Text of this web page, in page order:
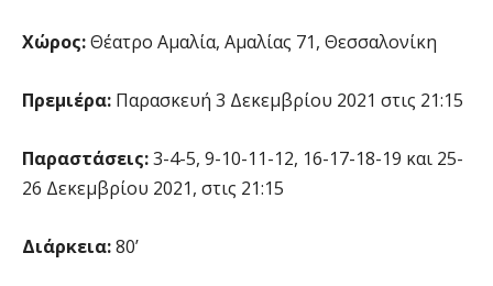
Χώρος:Θέατρο Αμαλία, Αμαλίας 71, Θεσσαλονίκη
Πρεμιέρα: Παρασκευή 3 Δεκεμβρίου 2021 στις 21:15
Παραστάσεις:3-4-5, 9-10-11-12, 16-17-18-19 και 25-
26 Δεκεμβρίου 2021, στις 21:15
Διάρκεια:80’